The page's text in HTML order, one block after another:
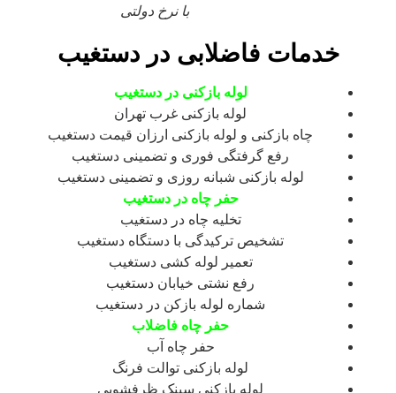
با نرخ دولتی
خدمات فاضلابی در دستغیب
لوله بازکنی در دستغیب
لوله بازکنی غرب تهران
چاه بازکنی و لوله بازکنی ارزان قیمت دستغیب
رفع گرفتگی فوری و تضمینی دستغیب
لوله بازکنی شبانه روزی و تضمینی دستغیب
حفر چاه در دستغیب
تخلیه چاه در دستغیب
تشخیص ترکیدگی با دستگاه دستغیب
تعمیر لوله کشی دستغیب
رفع نشتی خیابان دستغیب
شماره لوله بازکن در دستغیب
حفر چاه فاضلاب
حفر چاه آب
لوله بازکنی توالت فرنگ
لوله بازکنی سینک ظرفشویی